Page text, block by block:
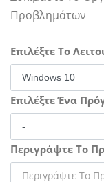
Προβλημάτων
Επιλέξτε Το
Επιλέξτε Ένα
Περιγράψτε Το